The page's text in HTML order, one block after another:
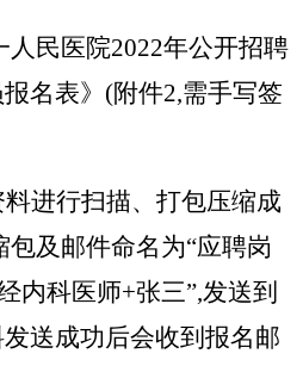
人民医院2022年公开招聘
名表》(附件2,需手写签
进行扫描、打包压缩成
及邮件命名为“应聘岗
内科医师+张三”,发送到
送成功后会收到报名邮